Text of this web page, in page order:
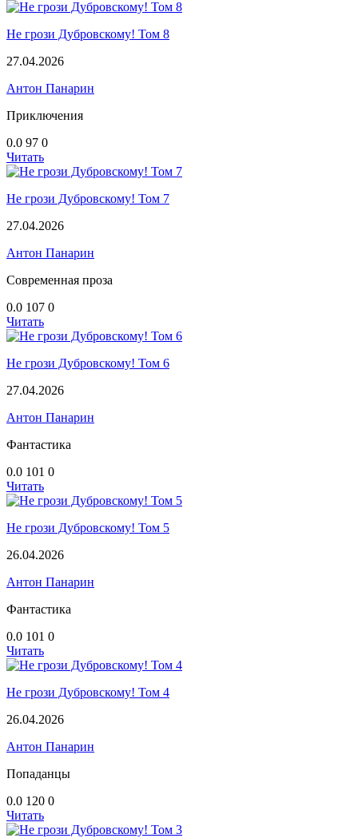
Не грози Дубровскому! Том 8
27.04.2026
Антон Панарин
Приключения
0.0 97 0
Читать
Не грози Дубровскому! Том 7
27.04.2026
Антон Панарин
Современная проза
0.0 107 0
Читать
Не грози Дубровскому! Том 6
27.04.2026
Антон Панарин
Фантастика
0.0 101 0
Читать
Не грози Дубровскому! Том 5
26.04.2026
Антон Панарин
Фантастика
0.0 101 0
Читать
Не грози Дубровскому! Том 4
26.04.2026
Антон Панарин
Попаданцы
0.0 120 0
Читать